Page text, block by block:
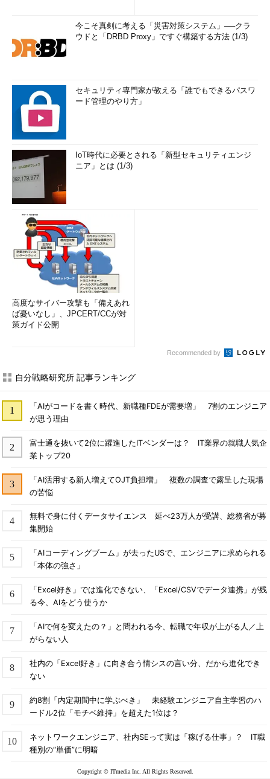
今こそ真剣に考える「災害対策システム」──クラ
ウドと「DRBD Proxy」ですぐ構築する方法 (1/3)
セキュリティ専門家が教える「誰でもできるパスワ
ード管理のやり方」
IoT時代に必要とされる「新型セキュリティエンジ
ニア」とは (1/3)
高度なサイバー攻撃も「備えあれ
ば憂いなし」、JPCERT/CCが対
策ガイド公開
Recommended by
自分戦略研究所 記事ランキング
「AIがコードを書く時代、新職種FDEが需要増」 7割のエンジニア
が思う理由
富士通を抜いて2位に躍進したITベンダーは？ IT業界の就職人気企
業トップ20
「AI活用する新人増えてOJT負担増」 複数の調査で露呈した現場
の苦悩
無料で身に付くデータサイエンス 延べ23万人が受講、総務省が募
集開始
「AIコーディングブーム」が去ったUSで、エンジニアに求められる
「本体の強さ」
「Excel好き」では進化できない、「Excel/CSVでデータ連携」が残
る今、AIをどう使うか
「AIで何を変えたの？」と問われる今、転職で年収が上がる人／上
がらない人
社内の「Excel好き」に向き合う情シスの言い分、だから進化でき
ない
約8割「内定期間中に学ぶべき」 未経験エンジニア自主学習のハ
ードル2位「モチベ維持」を超えた1位は？
ネットワークエンジニア、社内SEって実は「稼げる仕事」？ IT職
種別の“単価”に明暗
Copyright © ITmedia Inc. All Rights Reserved.